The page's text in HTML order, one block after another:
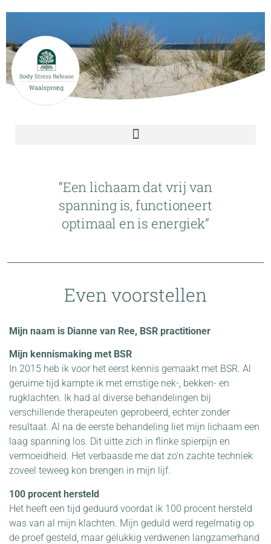
“Een lichaam dat vrij van
spanning is, functioneert
optimaal en is energiek”
Even voorstellen
Mijn naam is Dianne van Ree, BSR practitioner
Mijn kennismaking met BSR
In 2015 heb ik voor het eerst kennis gemaakt met BSR. Al
geruime tijd kampte ik met ernstige nek-, bekken- en
rugklachten. Ik had al diverse behandelingen bij
verschillende therapeuten geprobeerd, echter zonder
resultaat. Al na de eerste behandeling liet mijn lichaam een
laag spanning los. Dit uitte zich in flinke spierpijn en
vermoeidheid. Het verbaasde me dat zo’n zachte techniek
zoveel teweeg kon brengen in mijn lijf.
100 procent hersteld
Het heeft een tijd geduurd voordat ik 100 procent hersteld
was van al mijn klachten. Mijn geduld werd regelmatig op
de proef gesteld, maar gelukkig verdwenen langzamerhand